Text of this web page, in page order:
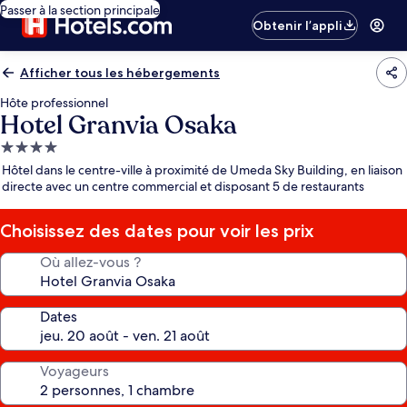
Passer à la section principale
Obtenir l’appli
Afficher tous les hébergements
Hôte professionnel
Hotel Granvia Osaka
Hébergement
4.0 étoiles
Hôtel dans le centre-ville à proximité de Umeda Sky Building, en liaison
directe avec un centre commercial et disposant 5 de restaurants
Choisissez des dates pour voir les prix
Où allez-vous ?
Dates
Voyageurs